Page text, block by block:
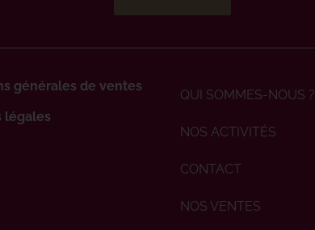
générales de ventes
légales
QUI SOMMES-NOUS ?
NOS ACTIVITÉS
CONTACT
NOS VENTES